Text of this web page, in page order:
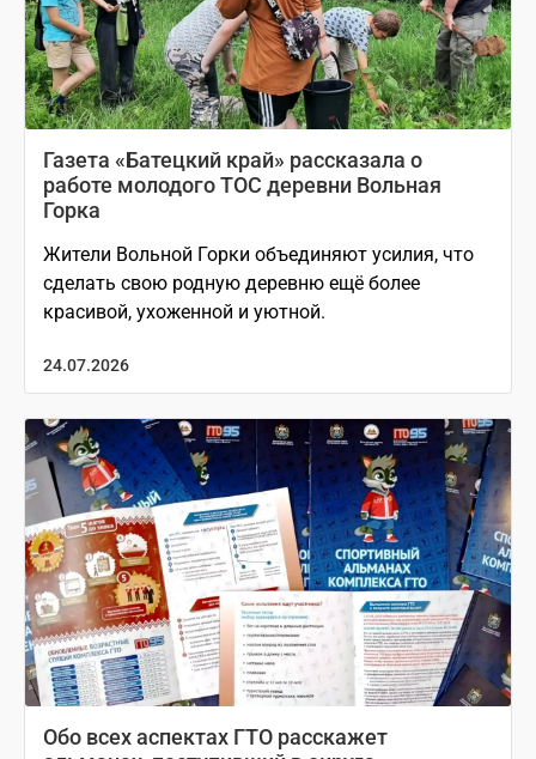
Газета «Батецкий край» рассказала о
работе молодого ТОС деревни Вольная
Горка
Жители Вольной Горки объединяют усилия, что
сделать свою родную деревню ещё более
красивой, ухоженной и уютной.
24.07.2026
Обо всех аспектах ГТО расскажет